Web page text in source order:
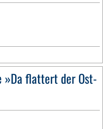
»Da flattert der Ost-